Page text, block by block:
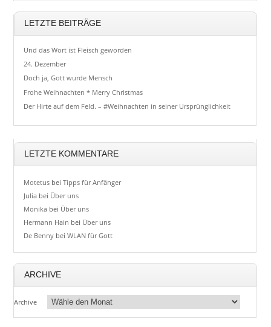
LETZTE BEITRÄGE
Und das Wort ist Fleisch geworden
24. Dezember
Doch ja, Gott wurde Mensch
Frohe Weihnachten * Merry Christmas
Der Hirte auf dem Feld. – #Weihnachten in seiner Ursprünglichkeit
LETZTE KOMMENTARE
Motetus beiTipps für Anfänger
Julia bei Über uns
Monika bei Über uns
Hermann Hain bei Über uns
De Benny beiWLAN für Gott
ARCHIVE
Archive